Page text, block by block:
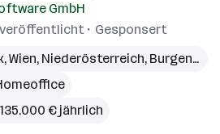
GmbH
veröffentlicht
Gesponsert
,Wien, Niederösterreich, Burgenland
€ jährlich